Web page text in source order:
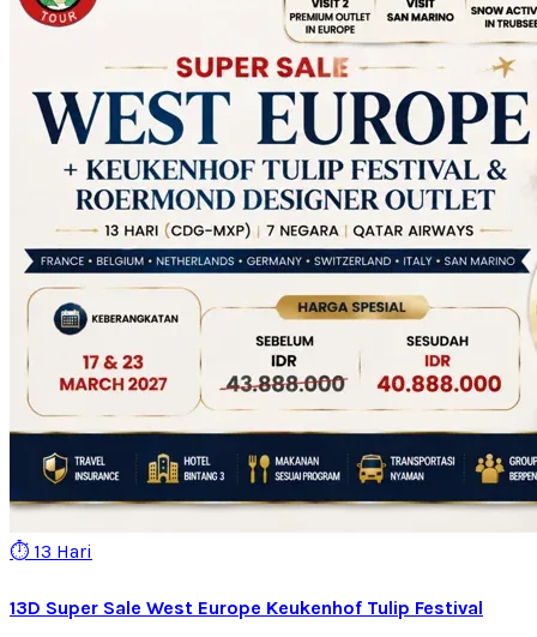
⏱️ 13 Hari
13D Super Sale West Europe Keukenhof Tulip Festival